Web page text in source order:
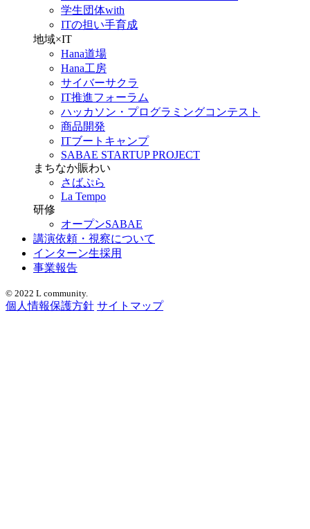
学生団体with
ITの担い手育成
地域×IT
Hana道場
Hana工房
サイバーサクラ
IT推進フォーラム
ハッカソン・プログラミングコンテスト
商品開発
ITブートキャンプ
SABAE STARTUP PROJECT
まちなか賑わい
さばぷら
La Tempo
研修
オープンSABAE
講演依頼・視察について
インターン生採用
事業報告
© 2022 L community.
個人情報保護方針 サイトマップ